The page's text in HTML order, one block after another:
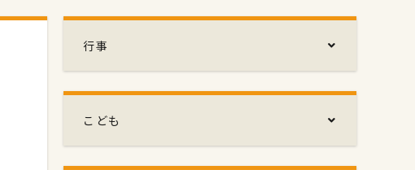
行事
こども